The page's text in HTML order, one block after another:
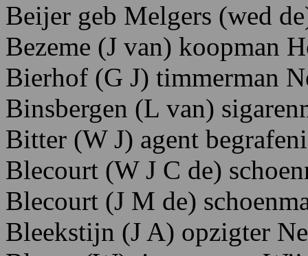
Beijer geb Melgers (wed
Bezeme (J van) koopman
Bierhof (G J) timmerman
Binsbergen (L van)
Bitter (W J) agent
Blecourt (W J C de)
Blecourt (J M de)
Bleekstijn (J A) opzigter